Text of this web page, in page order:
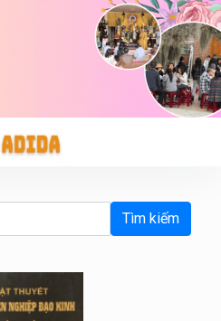
Tìm kiếm